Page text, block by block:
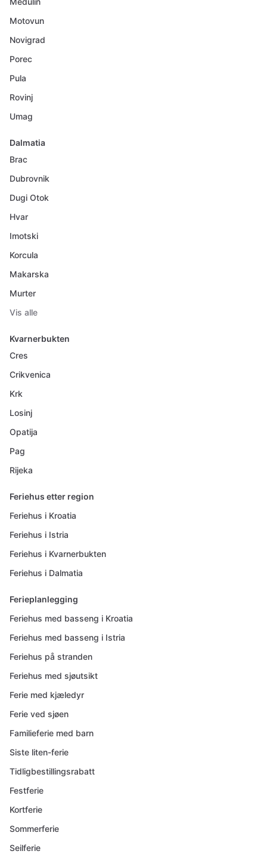
Motovun
Novigrad
Porec
Pula
Rovinj
Umag
Dalmatia
Brac
Dubrovnik
Dugi Otok
Hvar
Imotski
Korcula
Makarska
Murter
Vis alle
Kvarnerbukten
Cres
Crikvenica
Krk
Losinj
Opatija
Pag
Rijeka
Feriehus etter region
Feriehus i Kroatia
Feriehus i Istria
Feriehus i Kvarnerbukten
Feriehus i Dalmatia
Ferieplanlegging
Feriehus med basseng i Kroatia
Feriehus med basseng i Istria
Feriehus på stranden
Feriehus med sjøutsikt
Ferie med kjæledyr
Ferie ved sjøen
Familieferie med barn
Siste liten-ferie
Tidligbestillingsrabatt
Festferie
Kortferie
Sommerferie
Seilferie